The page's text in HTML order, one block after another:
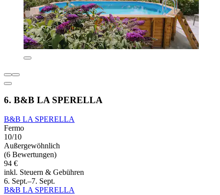
6. B&B LA SPERELLA
B&B LA SPERELLA
Fermo
10/10
Außergewöhnlich
(6 Bewertungen)
94 €
inkl. Steuern & Gebühren
6. Sept.–7. Sept.
B&B LA SPERELLA